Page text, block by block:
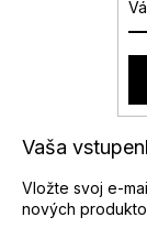
Vaša
Vložte svoj e-
nových